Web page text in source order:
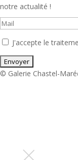
notre actualité !
J'accepte le
© Galerie Chastel-